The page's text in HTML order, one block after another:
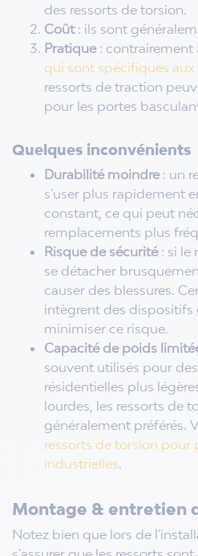
des ressorts de torsion.
Coût: ils sont
Pratique : contrairement
qui sont spécifiques
ressorts de traction
pour les portes
Quelques inconvénients
Durabilité moindre: un
s'user plus rapidement
constant, ce qui peut
remplacements plus
Risque de sécurité: si le
se détacher
causer des blessures.
intègrent des dispositifs
minimiser ce risque.
Capacité de poids
souvent utilisés pour
résidentielles plus
lourdes, les ressorts de
généralement préférés.
ressorts de torsion pour
industrielles.
Montage & entretien
Notez bien que lors de